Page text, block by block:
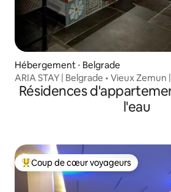
Hébergement ⋅ Belgrade
ARIA STAY | Belgrade • Vieux Zemun
Résidences
l'eau
Coups de cœur voyageurs les plus
Coup de cœur voyageurs